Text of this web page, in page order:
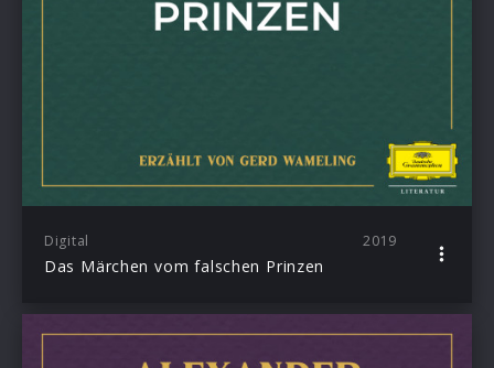
Digital 2019
Das Märchen vom falschen Prinzen